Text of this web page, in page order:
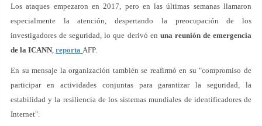
Los ataques empezaron en 2017, pero en las últimas semanas llamaron
especialmente la atención, despertando la preocupación de los
investigadores de seguridad, lo que derivó en una reunión de emergencia
de la ICANN, reporta AFP.
En su mensaje la organización también se reafirmó en su "compromiso de
participar en actividades conjuntas para garantizar la seguridad, la
estabilidad y la resiliencia de los sistemas mundiales de identificadores de
Internet".